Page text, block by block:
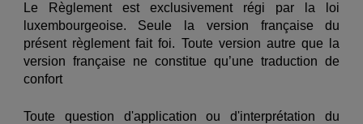
Le Règlement est exclusivement régi par la loi
luxembourgeoise. Seule la version française du
présent règlement fait foi. Toute version autre que la
version française ne constitue qu’une traduction de
confort
Toute question d'application ou d'interprétation du